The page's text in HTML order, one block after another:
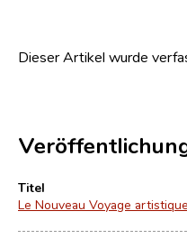
Dieser Artikel wurde
Titel
Le Nouveau Voyage